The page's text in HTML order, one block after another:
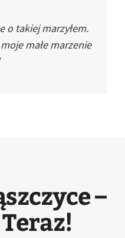
o takiej marzyłem.
małe marzenie
–